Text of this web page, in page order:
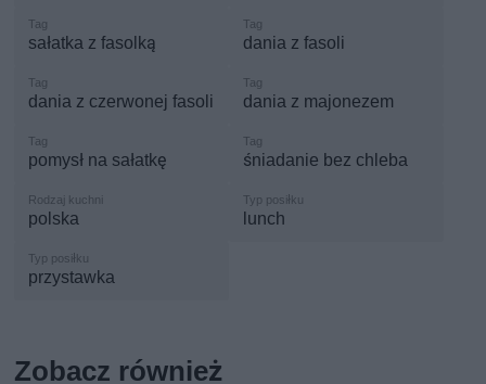
sałatka z fasolką dania z fasoli
dania z czerwonej fasoli dania z majonezem
pomysł na sałatkę śniadanie bez chleba
polska lunch
przystawka
Zobacz również